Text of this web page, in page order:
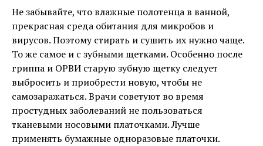
Не забывайте, что влажные полотенца в ванной,
прекрасная среда обитания для микробов и
вирусов. Поэтому стирать и сушить их нужно чаще.
То же самое и с зубными щетками. Особенно после
гриппа и ОРВИ старую зубную щетку следует
выбросить и приобрести новую, чтобы не
самозаражаться. Врачи советуют во время
простудных заболеваний не пользоваться
тканевыми носовыми платочками. Лучше
применять бумажные одноразовые платочки.